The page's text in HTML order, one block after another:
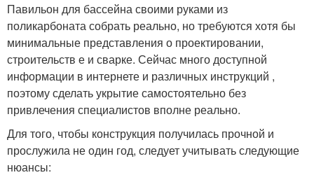
Павильон для бассейна своими руками из
поликарбоната собрать реально, но требуются хотя бы
минимальные представления о проектировании,
строительств е и сварке. Сейчас много доступной
информации в интернете и различных инструкций ,
поэтому сделать укрытие самостоятельно без
привлечения специалистов вполне реально.
Для того, чтобы конструкция получилась прочной и
прослужила не один год, следует учитывать следующие
нюансы: